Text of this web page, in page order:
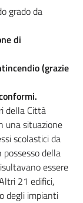
grado da
di
(grazie
della Città
una situazione
scolastici da
della
essere
21 edifici,
degli impianti